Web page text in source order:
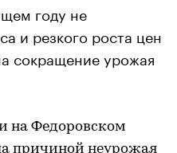
году не
и резкого роста цен
сокращение урожая
на Федоровском
причиной неурожая